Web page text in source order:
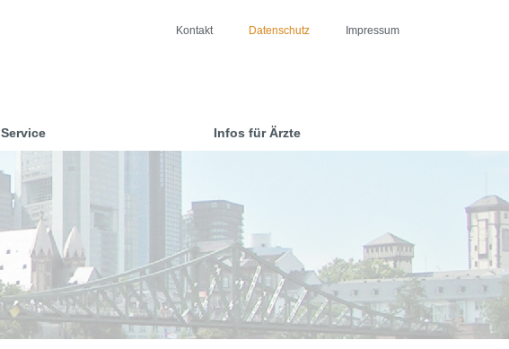
Kontakt Datenschutz Impressum
Service Infos für Ärzte